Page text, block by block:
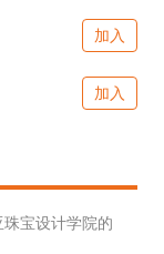
加入
加入
宝设计学院的